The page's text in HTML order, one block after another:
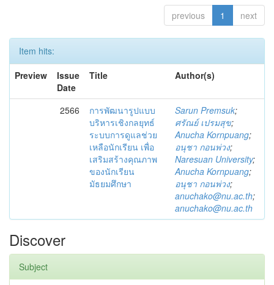
previous 1 next
Item hits:
Preview
Issue
Date
Title Author(s)
2566
การพัฒนารูปแบบ
บริหารเชิงกลยุทธ์
ระบบการดูแลช่วย
เหลือนักเรียน เพื่อ
เสริมสร้างคุณภาพ
ของนักเรียน
มัธยมศึกษา
Sarun Premsuk;
ศรัณย์ เปรมสุข;
Anucha Kornpuang;
อนุชา กอนพ่วง;
Naresuan University;
Anucha Kornpuang;
อนุชา กอนพ่วง;
anuchako@nu.ac.th;
anuchako@nu.ac.th
Discover
Subject